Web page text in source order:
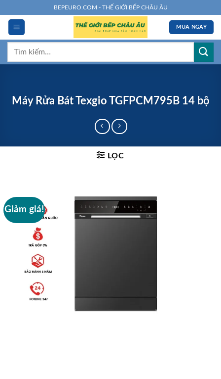
đến
dung
BEPEURO.COM - THẾ GIỚI BẾP CHÂU ÂU
MUA NGAY
Tìm
Máy Rửa Bát Texgio TGFPCM795B 14 bộ
LỌC
Giảm giá!